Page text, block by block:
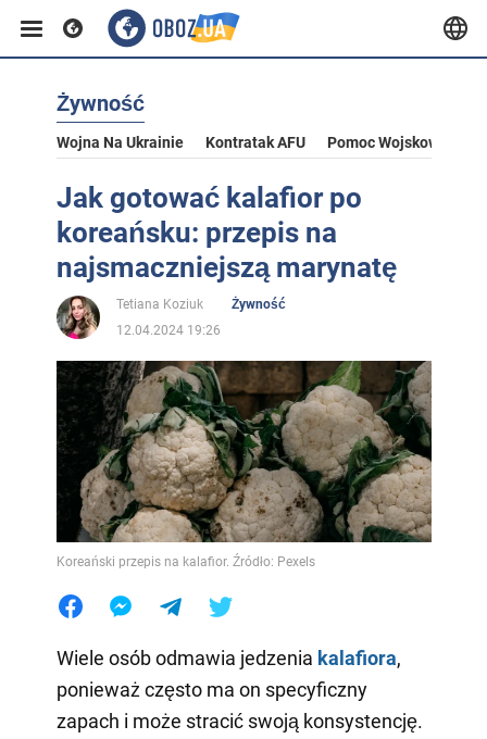
Żywność
Wojna Na Ukrainie Kontratak AFU Pomoc Wojskowa Dla
Jak gotować kalafior po
koreańsku: przepis na
najsmaczniejszą marynatę
Tetiana Koziuk
Żywność
12.04.2024 19:26
Koreański przepis na kalafior. Źródło: Pexels
Wiele osób odmawia jedzenia kalafiora,
ponieważ często ma on specyficzny
zapach i może stracić swoją konsystencję.